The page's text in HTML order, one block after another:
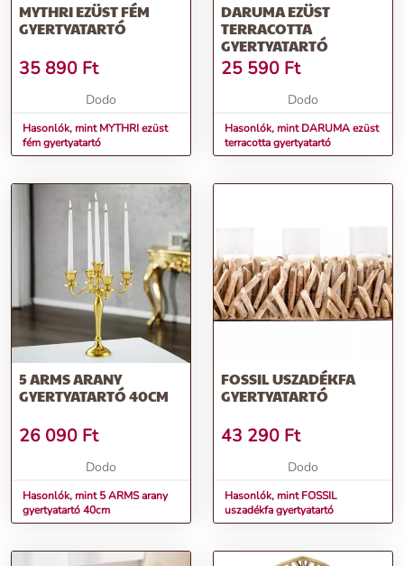
MYTHRI EZÜST FÉM
GYERTYATARTÓ
35 890 Ft
Dodo
Hasonlók, mint MYTHRI ezüst
fém gyertyatartó
DARUMA EZÜST
TERRACOTTA
GYERTYATARTÓ
25 590 Ft
Dodo
Hasonlók, mint DARUMA ezüst
terracotta gyertyatartó
5 ARMS ARANY
GYERTYATARTÓ 40CM
26 090 Ft
Dodo
Hasonlók, mint 5 ARMS arany
gyertyatartó 40cm
FOSSIL USZADÉKFA
GYERTYATARTÓ
43 290 Ft
Dodo
Hasonlók, mint FOSSIL
uszadékfa gyertyatartó